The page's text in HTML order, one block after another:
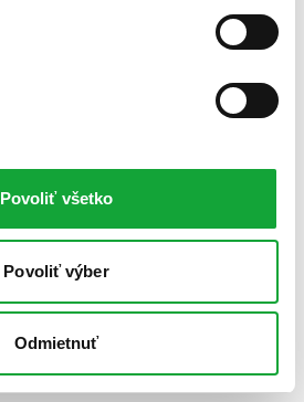
Povoliť všetko
Povoliť výber
Odmietnuť